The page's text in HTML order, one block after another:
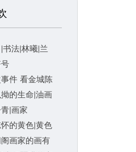
书法|林曦|兰
件 看金城陈
拗的生命|油画
|画家
的黄色|黄色
画家的画有